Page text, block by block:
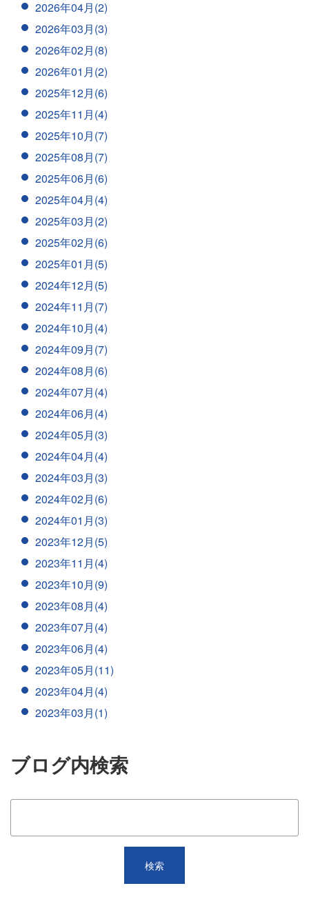
2026年04月(2)
2026年03月(3)
2026年02月(8)
2026年01月(2)
2025年12月(6)
2025年11月(4)
2025年10月(7)
2025年08月(7)
2025年06月(6)
2025年04月(4)
2025年03月(2)
2025年02月(6)
2025年01月(5)
2024年12月(5)
2024年11月(7)
2024年10月(4)
2024年09月(7)
2024年08月(6)
2024年07月(4)
2024年06月(4)
2024年05月(3)
2024年04月(4)
2024年03月(3)
2024年02月(6)
2024年01月(3)
2023年12月(5)
2023年11月(4)
2023年10月(9)
2023年08月(4)
2023年07月(4)
2023年06月(4)
2023年05月(11)
2023年04月(4)
2023年03月(1)
ブログ内検索